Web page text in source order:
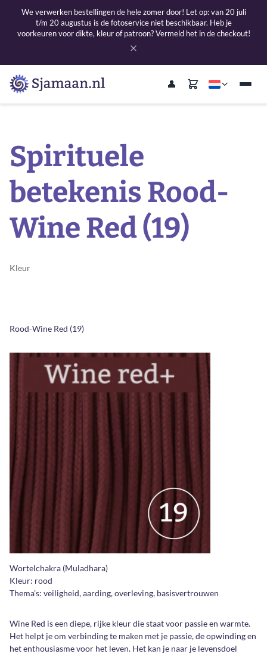
We verwerken bestellingen de hele zomer door! Let op: van 20 juli
t/m 20 augustus is de fotoservice niet beschikbaar. Heb je
voorkeuren voor dikte, kleur of patroon? Vermeld het in de checkout!
Spirituele
betekenis Rood-
Wine Red (19)
Kleur
Rood-Wine Red (19)
Wortelchakra (Muladhara)
Kleur: rood
Thema’s: veiligheid, aarding, overleving, basisvertrouwen
Wine Red is een diepe, rijke kleur die staat voor passie en warmte.
Het helpt je om verbinding te maken met je passie, de opwinding en
het enthousiasme voor het leven. Het kan je naar je levensdoel